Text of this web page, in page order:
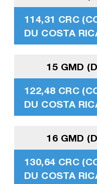
114,31 CRC
DU COSTA
15 GMD
122,48 CRC
DU COSTA
16 GMD
130,64 CRC
DU COSTA